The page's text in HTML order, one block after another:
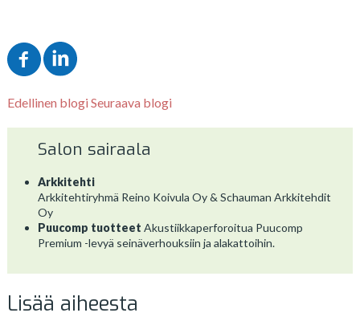
Edellinen blogi Seuraava blogi
Salon sairaala
Arkkitehti
Arkkitehtiryhmä Reino Koivula Oy & Schauman Arkkitehdit
Oy
Puucomp tuotteet Akustiikkaperforoitua Puucomp
Premium -levyä seinäverhouksiin ja alakattoihin.
Lisää aiheesta